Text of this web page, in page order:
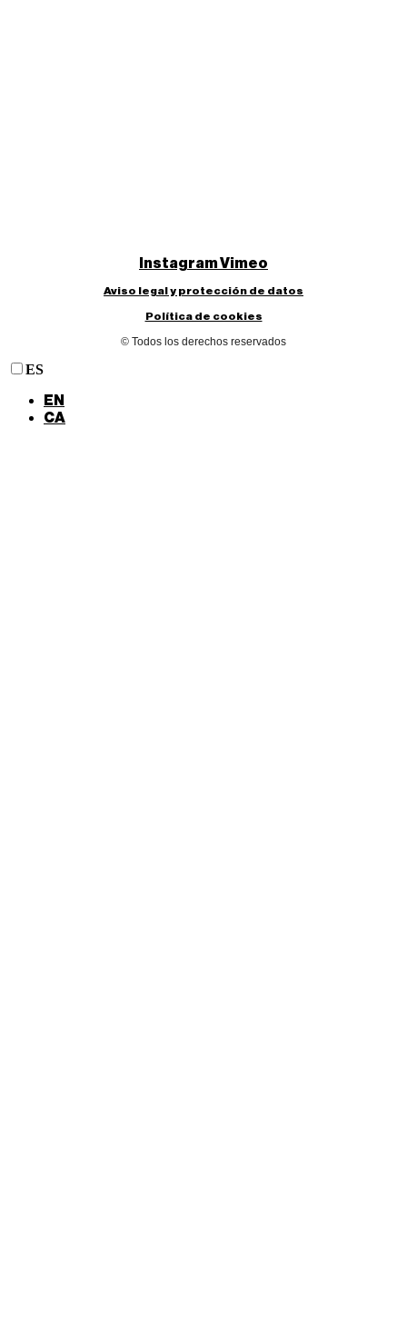
InstagramVimeo
Aviso legal y protección de datos
Política de cookies
© Todos los derechos reservados
ES
EN
CA